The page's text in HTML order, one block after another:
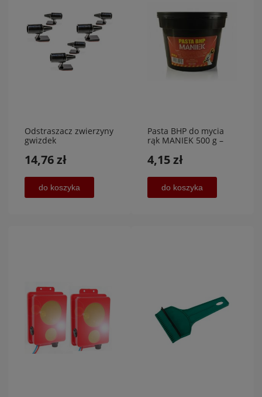
Odstraszacz zwierzyny
gwizdek
sztuk, Carcommerce
14,76 zł
do koszyka
Pasta BHP do mycia
rąk MANIEK 500 g –
zabrudzeń
4,15 zł
do koszyka